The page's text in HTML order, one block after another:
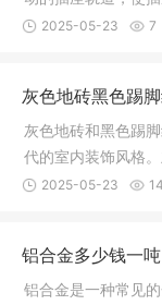
么轨道插
2025-05-23 7
灰色地砖黑色踢
灰色地砖和黑色踢
代的室内装饰风格
来看看
2025-05-23 14
铝合金多少钱一吨
铝合金是一种常见